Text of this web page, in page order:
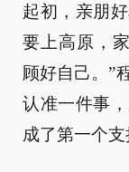
起初，亲朋
要上高原，
顾好自己。”
认准一件事
成了第一个支